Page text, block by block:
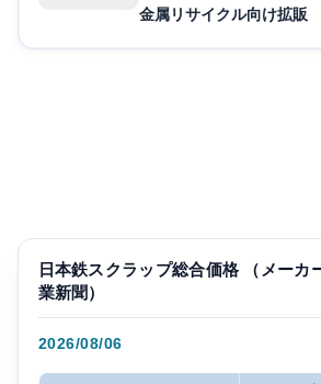
金属リサイクル向け拡販
日本鉄スクラップ総合価格 （メーカ
業新聞）
2026/08/06